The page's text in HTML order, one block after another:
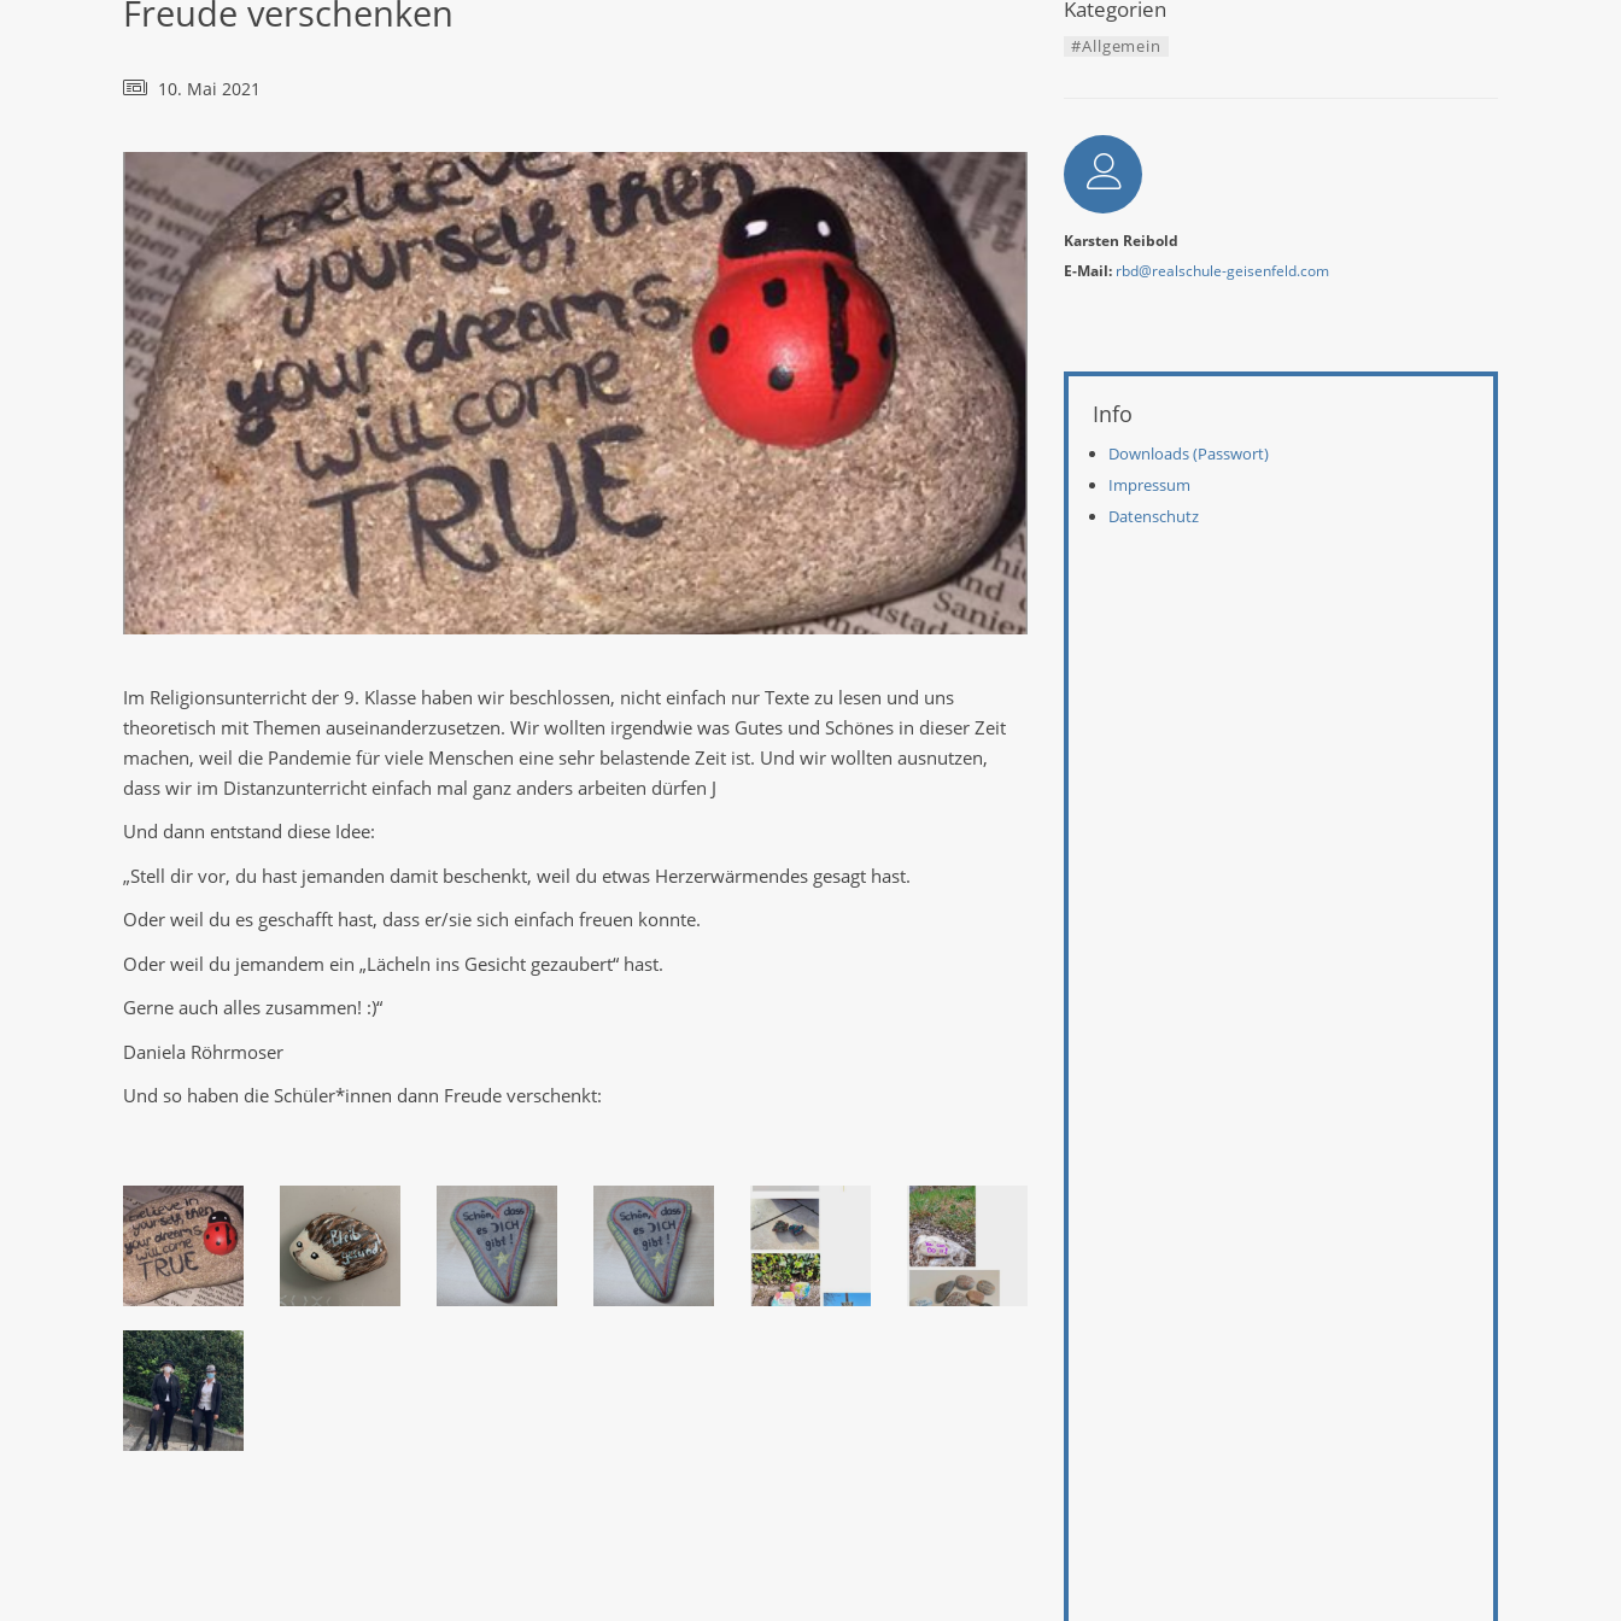
Freude verschenken
10. Mai 2021
Im Religionsunterricht der 9. Klasse haben wir beschlossen, nicht einfach nur Texte zu lesen und uns
theoretisch mit Themen auseinanderzusetzen. Wir wollten irgendwie was Gutes und Schönes in dieser Zeit
machen, weil die Pandemie für viele Menschen eine sehr belastende Zeit ist. Und wir wollten ausnutzen,
dass wir im Distanzunterricht einfach mal ganz anders arbeiten dürfen J
Und dann entstand diese Idee:
„Stell dir vor, du hast jemanden damit beschenkt, weil du etwas Herzerwärmendes gesagt hast.
Oder weil du es geschafft hast, dass er/sie sich einfach freuen konnte.
Oder weil du jemandem ein „Lächeln ins Gesicht gezaubert“ hast.
Gerne auch alles zusammen! :)“
Daniela Röhrmoser
Und so haben die Schüler*innen dann Freude verschenkt:
Kategorien
#Allgemein
Autor
Karsten Reibold
E-Mail: rbd@realschule-geisenfeld.com
Info
Downloads (Passwort)
Impressum
Datenschutz